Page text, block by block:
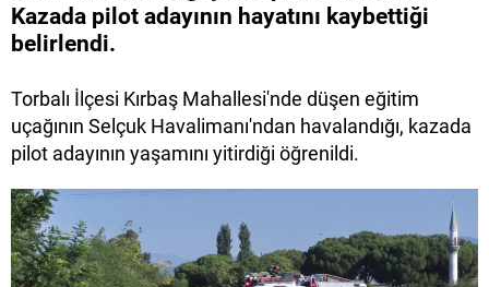
Kazada pilot adayının hayatını kaybettiği
belirlendi.
Torbalı İlçesi Kırbaş Mahallesi'nde düşen eğitim
uçağının Selçuk Havalimanı'ndan havalandığı, kazada
pilot adayının yaşamını yitirdiği öğrenildi.